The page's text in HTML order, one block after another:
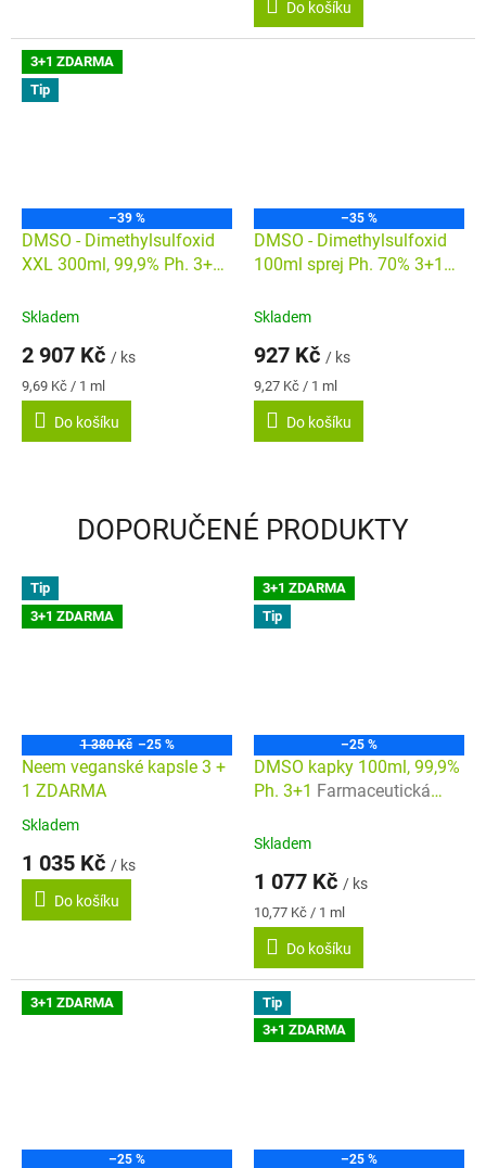
Do košíku
3+1 ZDARMA
Tip
–39 %
DMSO - Dimethylsulfoxid
XXL 300ml, 99,9% Ph. 3+1
Skladem
2 907 Kč / ks
Měrná
cena:
9,69 Kč / 1 ml
Do košíku
–35 %
DMSO - Dimethylsulfoxid
100ml sprej Ph. 70% 3+1
Skladem
927 Kč / ks
Měrná
cena:
9,27 Kč / 1 ml
Do košíku
DOPORUČENÉ PRODUKTY
Tip
3+1 ZDARMA
1 380 Kč –25 %
Neem veganské kapsle 3 +
1 ZDARMA
Průměrné
produktu
5,0
Skladem
1 035 Kč / ks
Do košíku
3+1 ZDARMA
Tip
–25 %
DMSO kapky 100ml, 99,9%
Ph. 3+1 Farmaceutická
Skladem
1 077 Kč / ks
Měrná
cena:
10,77 Kč / 1 ml
Do košíku
3+1 ZDARMA
–25 %
Tip
3+1 ZDARMA
–25 %